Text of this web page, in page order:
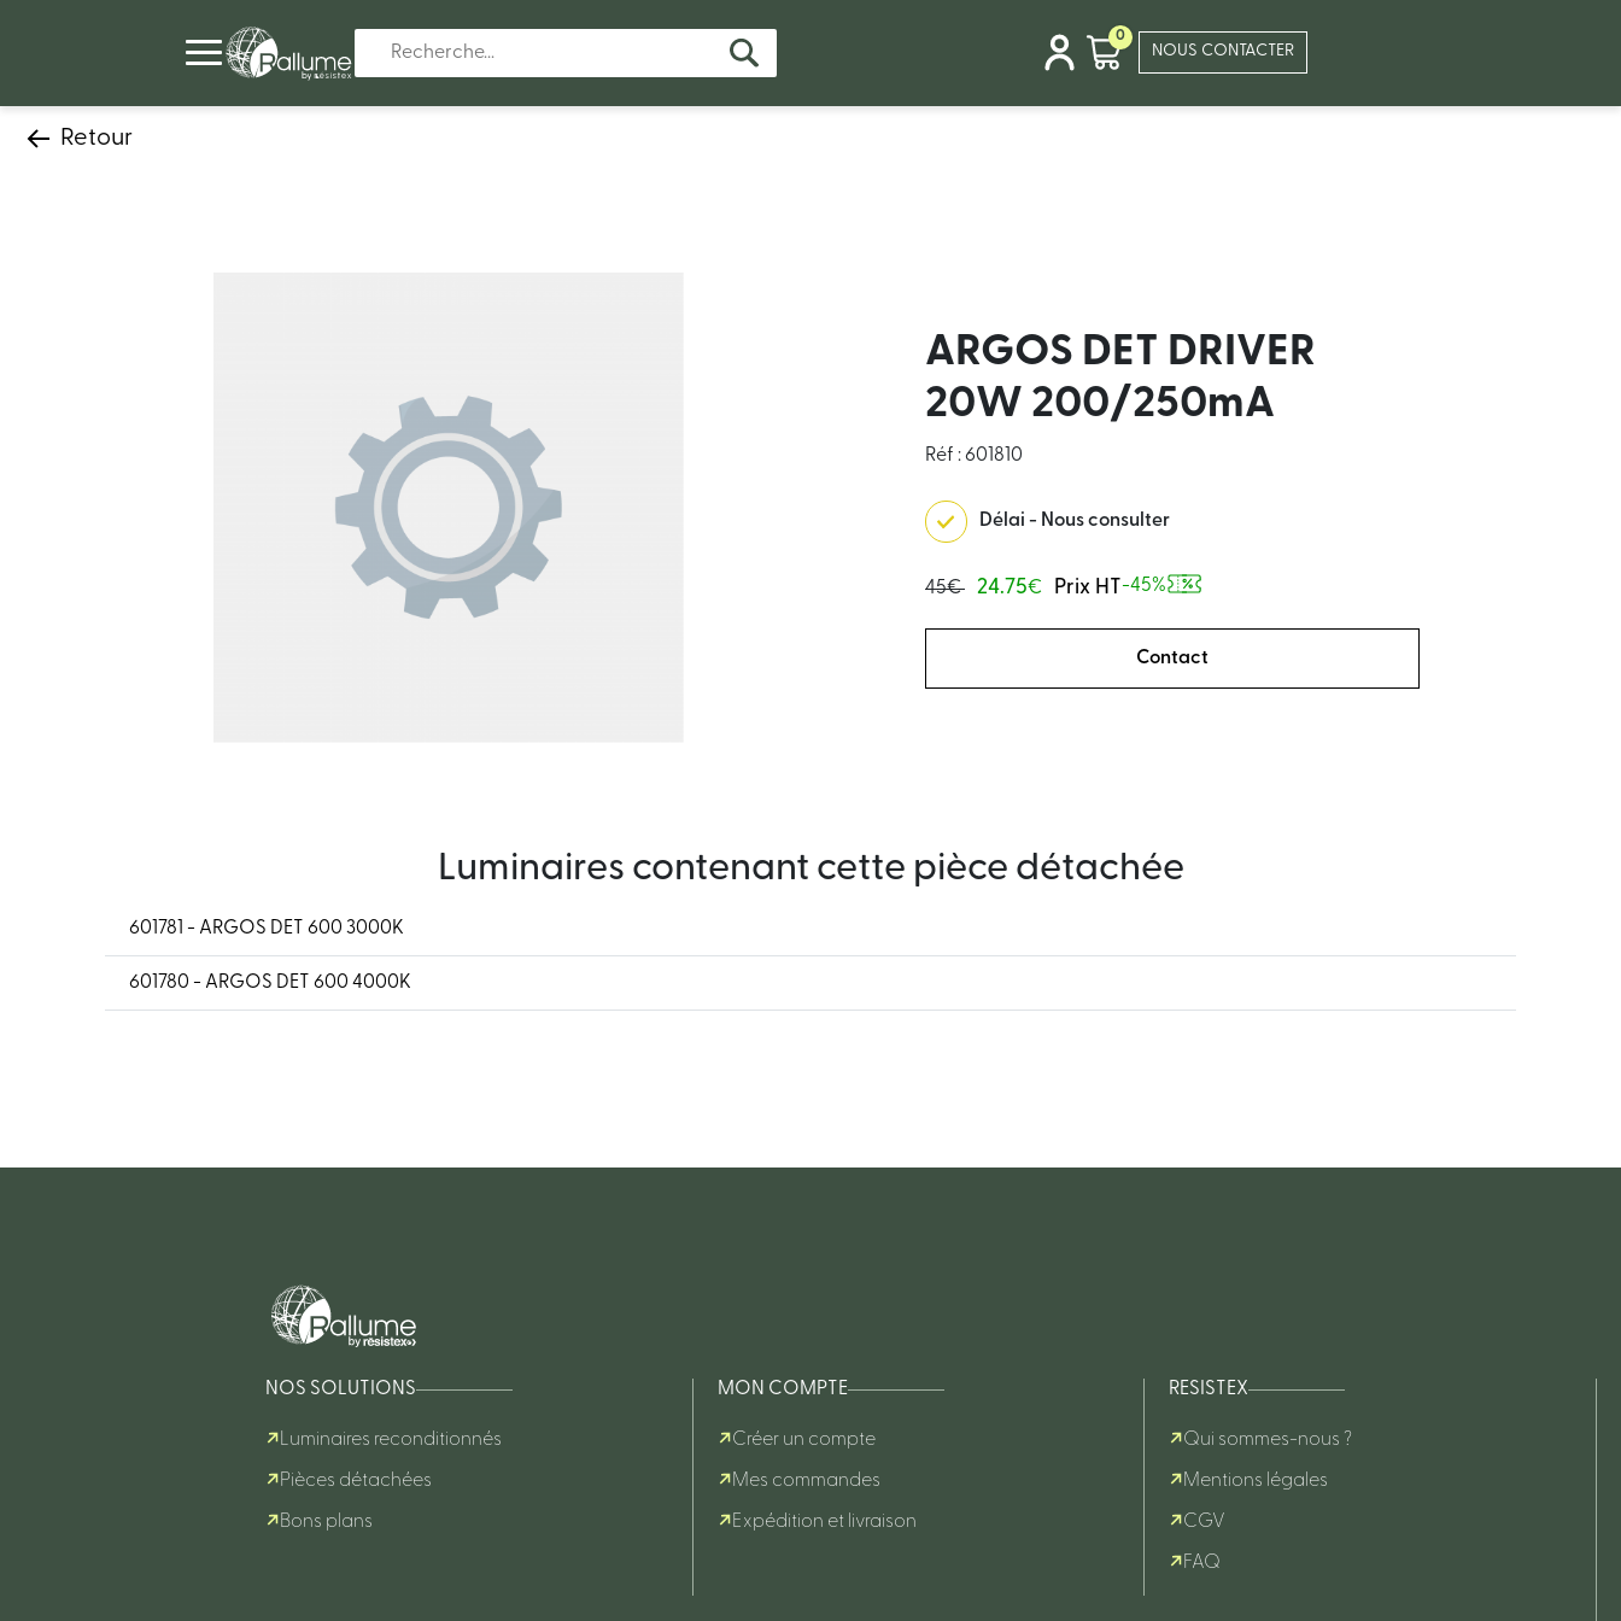
0
NOUS CONTACTER
Retour
ARGOS DET DRIVER
20W 200/250mA
Réf : 601810
Délai - Nous consulter
45€ 24.75€ Prix HT-45%
Contact
Luminaires contenant cette pièce détachée
601781 - ARGOS DET 600 3000K
601780 - ARGOS DET 600 4000K
NOS SOLUTIONS
Luminaires reconditionnés
Pièces détachées
Bons plans
MON COMPTE
Créer un compte
Mes commandes
Expédition et livraison
RESISTEX
Qui sommes-nous ?
Mentions légales
CGV
FAQ